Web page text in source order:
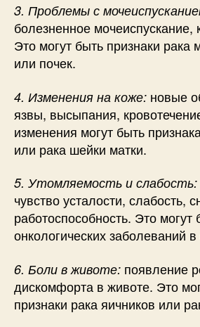
3. Проблемы с
болезненное мочеиспускание,
Это могут быть признаки рака
или почек.
4. Изменения на коже: новые
язвы, высыпания,
изменения могут быть
или рака шейки матки.
5. Утомляемость и слабость:
чувство усталости, слабость,
работоспособность. Это могут
онкологических заболеваний
6. Боли в животе: появление
дискомфорта в животе. Это
признаки рака яичников или